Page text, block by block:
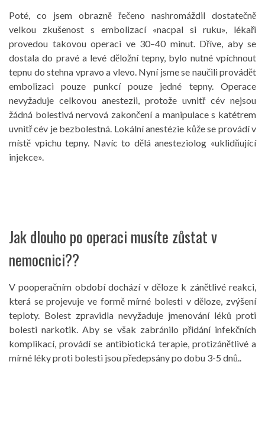
Poté, co jsem obrazně řečeno nashromáždil dostatečně
velkou zkušenost s embolizací «nacpal si ruku», lékaři
provedou takovou operaci ve 30–40 minut. Dříve, aby se
dostala do pravé a levé děložní tepny, bylo nutné vpíchnout
tepnu do stehna vpravo a vlevo. Nyní jsme se naučili provádět
embolizaci pouze punkcí pouze jedné tepny. Operace
nevyžaduje celkovou anestezii, protože uvnitř cév nejsou
žádná bolestivá nervová zakončení a manipulace s katétrem
uvnitř cév je bezbolestná. Lokální anestézie kůže se provádí v
místě vpichu tepny. Navíc to dělá anesteziolog «uklidňující
injekce».
Jak dlouho po operaci musíte zůstat v
nemocnici??
V pooperačním období dochází v děloze k zánětlivé reakci,
která se projevuje ve formě mírné bolesti v děloze, zvýšení
teploty. Bolest zpravidla nevyžaduje jmenování léků proti
bolesti narkotik. Aby se však zabránilo přidání infekčních
komplikací, provádí se antibiotická terapie, protizánětlivé a
mírné léky proti bolesti jsou předepsány po dobu 3-5 dnů..